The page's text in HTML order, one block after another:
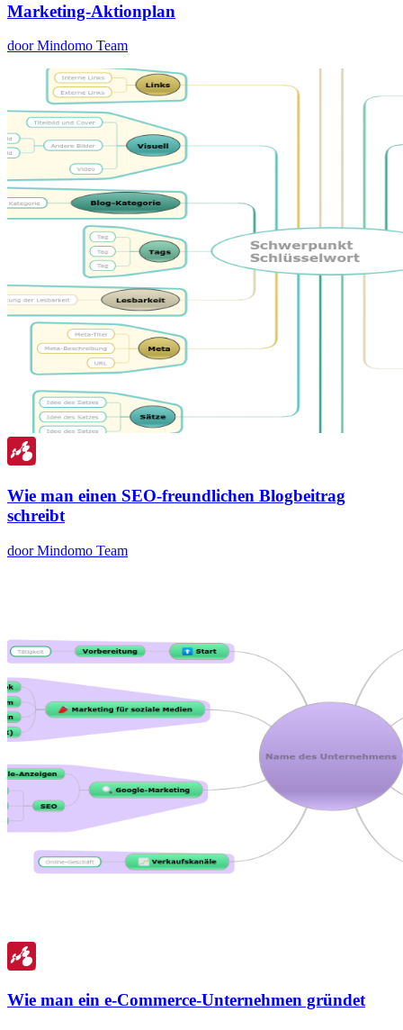
Marketing-Aktionplan
door Mindomo Team
Wie man einen SEO-freundlichen Blogbeitrag
schreibt
door Mindomo Team
Wie man ein e-Commerce-Unternehmen gründet